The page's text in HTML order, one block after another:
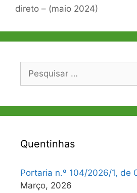
direto – (maio 2024)
Pesquisar
Quentinhas
Portaria n.º 104/2026/1, de
Março, 2026